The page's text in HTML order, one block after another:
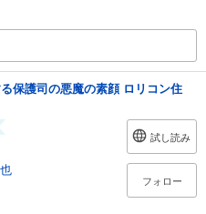
保護司の悪魔の素顔 ロリコン住
試し読み
フォロー